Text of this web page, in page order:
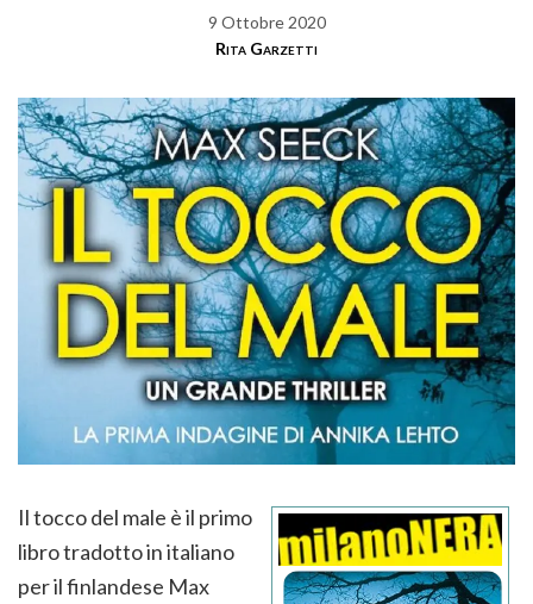
9 Ottobre 2020
Rita Garzetti
Il tocco del male è il primo
libro tradotto in italiano
per il finlandese Max